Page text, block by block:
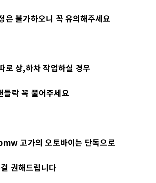
은 불가하오니 꼭 유의해주세요
로 상,하차 작업하실 경우
들락 꼭 풀어주세요
고가의 오토바이는 단독으로
권해드립니다